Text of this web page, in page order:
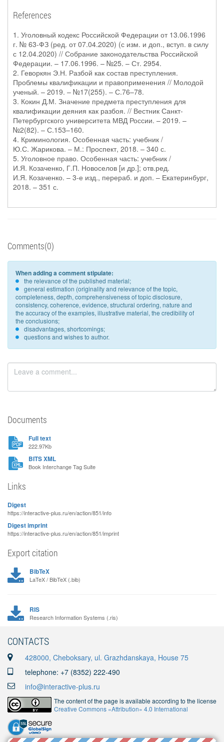
References
1. Уголовный кодекс Российской Федерации от 13.06.1996
г. № 63-ФЗ (ред. от 07.04.2020) (с изм. и доп., вступ. в силу
с 12.04.2020) // Собрание законодательства Российской
Федерации. – 17.06.1996. – №25. – Ст. 2954.
2. Геворкян Э.Н. Разбой как состав преступления.
Проблемы квалификации и правоприменения // Молодой
ученый. – 2019. – №17(255). – С.76–78.
3. Кокин Д.М. Значение предмета преступления для
квалификации деяния как разбоя. // Вестник Санкт-
Петербургского университета МВД России. – 2019. –
№2(82). – С.153–160.
4. Криминология. Особенная часть: учебник /
Ю.С. Жарикова. – М.: Проспект, 2018. – 340 с.
5. Уголовное право. Особенная часть: учебник /
И.Я. Козаченко, Г.П. Новоселов [и др.]; отв.ред.
И.Я. Козаченко. – 3-е изд., перераб. и доп. – Екатеринбург,
2018. – 351 с.
Comments(0)
When adding a comment stipulate:
the relevance of the published material;
general estimation (originality and relevance of the topic,
completeness, depth, comprehensiveness of topic disclosure,
consistency, coherence, evidence, structural ordering, nature and
the accuracy of the examples, illustrative material, the credibility of
the conclusions;
disadvantages, shortcomings;
questions and wishes to author.
Documents
Full text
222.97Kb
BITS XML
Book Interchange Tag Suite
Links
Digest
https://interactive-plus.ru/en/action/851/info
Digest imprint
https://interactive-plus.ru/en/action/851/imprint
Export citation
BibTeX
LaTeX / BibTeX (.bib)
RIS
Research Information Systems (.ris)
CONTACTS
428000, Cheboksary, ul. Grazhdanskaya, House 75
telephone: +7 (8352) 222-490
info@interactive-plus.ru
The content of the page is available according to the license
Creative Commons «Attribution» 4.0 International